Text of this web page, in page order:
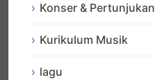
Konser & Pertunjukan
Kurikulum Musik
lagu